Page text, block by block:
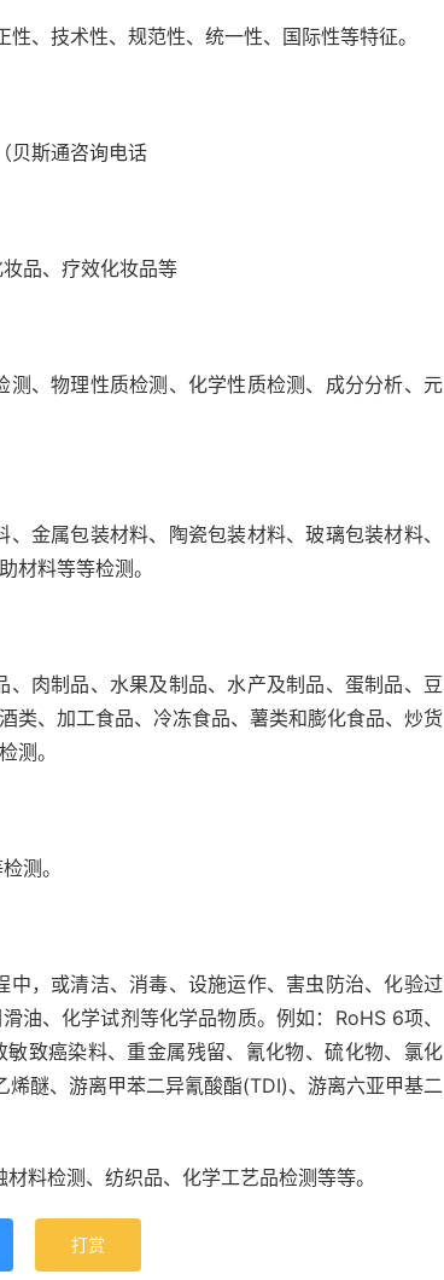
、技术性、规范性、统一性、国际性等特征。
贝斯通咨询电话
品、疗效化妆品等
、物理性质检测、化学性质检测、成分分析、元
金属包装材料、陶瓷包装材料、玻璃包装材料、
材料等等检测。
肉制品、水果及制品、水产及制品、蛋制品、豆
类、加工食品、冷冻食品、薯类和膨化食品、炒货
测。
测。
，或清洁、消毒、设施运作、害虫防治、化验过
油、化学试剂等化学品物质。例如：RoHS 6项、
致癌染料、重金属残留、氰化物、硫化物、氯化
醚、游离甲苯二异氰酸酯(TDI)、游离六亚甲基二
材料检测、纺织品、化学工艺品检测等等。
打赏